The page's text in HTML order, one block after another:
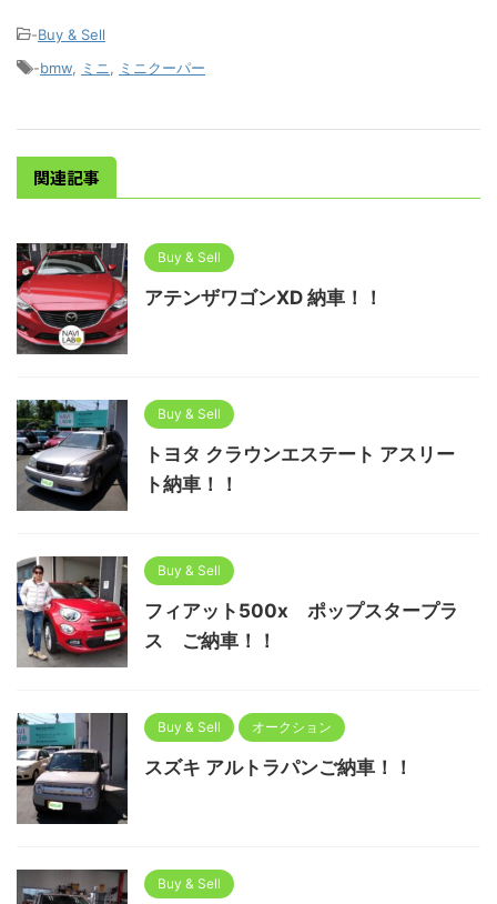
-Buy & Sell
-bmw ミニ ミニクーパー
関連記事
Buy & Sell
アテンザワゴンXD 納車！！
Buy & Sell
トヨタ クラウンエステート アスリー
ト納車！！
Buy & Sell
フィアット500x ポップスタープラ
ス ご納車！！
Buy & Sell オークション
スズキ アルトラパンご納車！！
Buy & Sell